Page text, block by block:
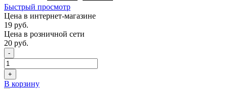
Быстрый просмотр
Цена в интернет-магазине
19 руб.
Цена в розничной сети
20 руб.
-
+
В корзину